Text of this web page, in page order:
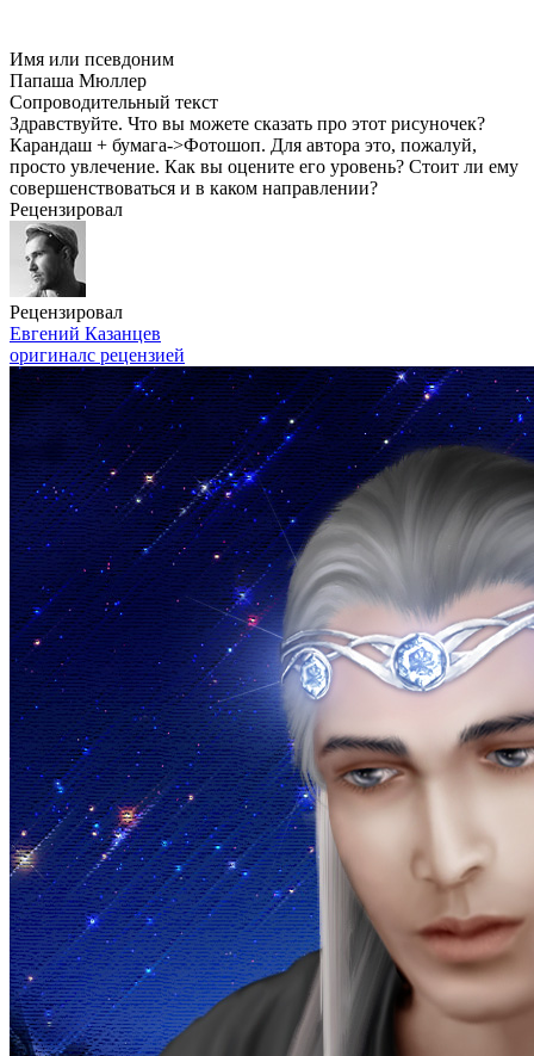
Имя или псевдоним
Папаша Мюллер
Сопроводительный текст
Здравствуйте. Что вы можете сказать про этот рисуночек?
Карандаш + бумага->Фотошоп. Для автора это, пожалуй,
просто увлечение. Как вы оцените его уровень? Стоит ли ему
совершенствоваться и в каком направлении?
Рецензировал
Рецензировал
Евгений Казанцев
оригиналс рецензией